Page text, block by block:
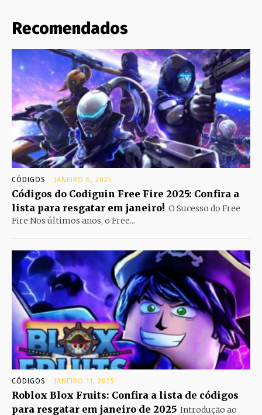
Recomendados
CÓDIGOS JANEIRO 6, 2025
Códigos do Codiguin Free Fire 2025: Confira a
lista para resgatar em janeiro! O Sucesso do Free
Fire Nos últimos anos, o Free...
CÓDIGOS JANEIRO 11, 2025
Roblox Blox Fruits: Confira a lista de códigos
para resgatar em janeiro de 2025 Introdução ao